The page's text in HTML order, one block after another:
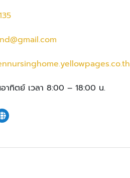
าทิตย์ เวลา 8:00 – 18:00 น.